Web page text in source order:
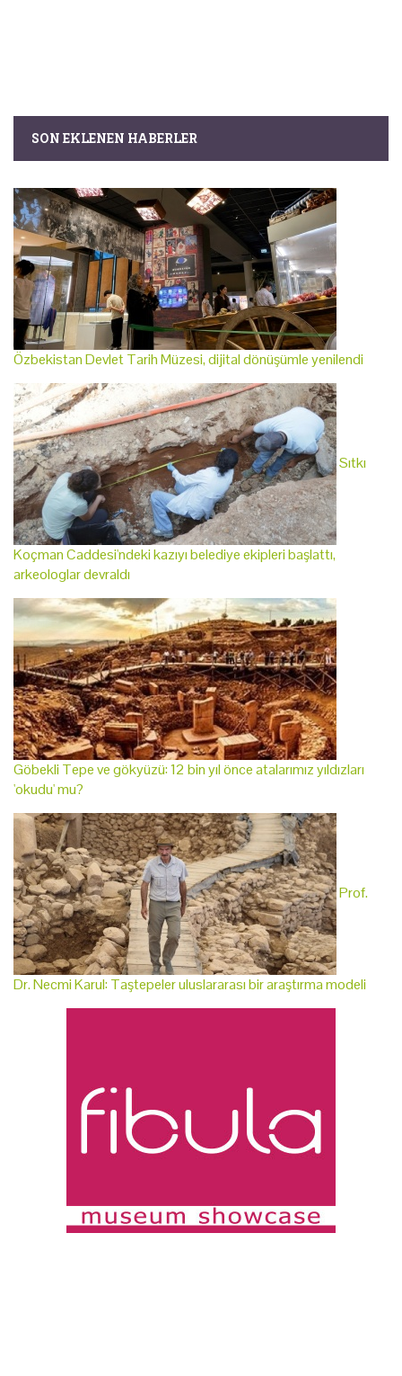
SON EKLENEN HABERLER
Özbekistan Devlet Tarih Müzesi, dijital dönüşümle yenilendi
Sıtkı
Koçman Caddesi'ndeki kazıyı belediye ekipleri başlattı,
arkeologlar devraldı
Göbekli Tepe ve gökyüzü: 12 bin yıl önce atalarımız yıldızları
'okudu' mu?
Prof.
Dr. Necmi Karul: Taştepeler uluslararası bir araştırma modeli